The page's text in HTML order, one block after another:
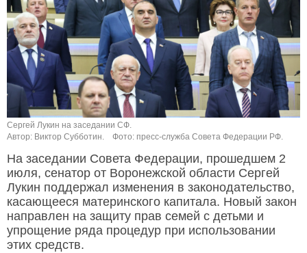
Сергей Лукин на заседании СФ.
Автор: Виктор Субботин.
Фото: пресс-служба Совета Федерации РФ.
На заседании Совета Федерации, прошедшем 2
июля, сенатор от Воронежской области Сергей
Лукин поддержал изменения в законодательство,
касающееся материнского капитала. Новый закон
направлен на защиту прав семей с детьми и
упрощение ряда процедур при использовании
этих средств.